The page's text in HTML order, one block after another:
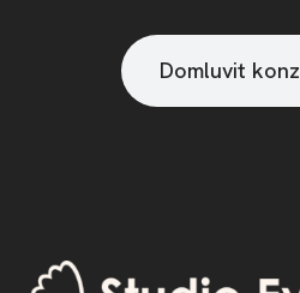
Domluvit